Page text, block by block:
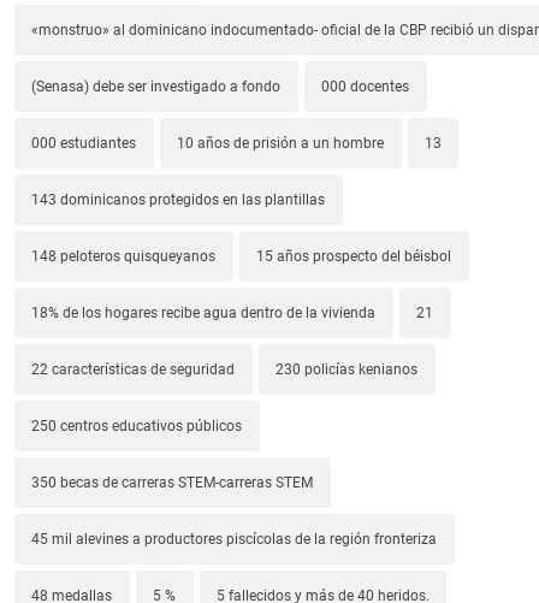
«monstruo» al dominicano indocumentado- oficial de la CBP recibió un
(Senasa) debe ser investigado a fondo 000 docentes
000 estudiantes 10 años de prisión a un hombre 13
143 dominicanos protegidos en las plantillas
148 peloteros quisqueyanos 15 años prospecto del béisbol
18% de los hogares recibe agua dentro de la vivienda 21
22 características de seguridad 230 policías kenianos
250 centros educativos públicos
350 becas de carreras STEM-carreras STEM
45 mil alevines a productores piscícolas de la región fronteriza
48 medallas 5 % 5 fallecidos y más de 40 heridos.